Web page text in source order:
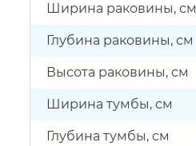
Ширина раковины, см
Глубина раковины, см
Высота раковины, см
Ширина тумбы, см
Глубина тумбы, см